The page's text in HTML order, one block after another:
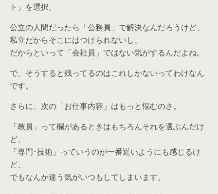
ト」を選択。
公立の人間だったら「公務員」で解決なんだろうけど、
私立だからそこにはつけられないし、
だからといって「会社員」ではない気がするんだよね。
で、そうすると残ってるのはこれしかないってわけなん
です。
さらに、次の「お仕事内容」はもっと悩むのさ。
「教員」って欄があるときはもちろんそれを選ぶんだけ
ど、
「専門･技術」っていうのが一番近いようにも感じるけ
ど、
でもなんか違う気がいつもしてしまいます。